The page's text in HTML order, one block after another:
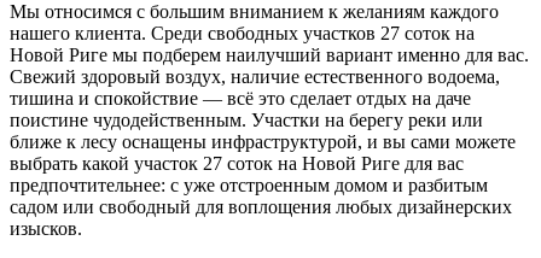
Мы относимся с большим вниманием к желаниям каждого
нашего клиента. Среди свободных участков 27 соток на
Новой Риге мы подберем наилучший вариант именно для вас.
Свежий здоровый воздух, наличие естественного водоема,
тишина и спокойствие — всё это сделает отдых на даче
поистине чудодейственным. Участки на берегу реки или
ближе к лесу оснащены инфраструктурой, и вы сами можете
выбрать какой участок 27 соток на Новой Риге для вас
предпочтительнее: с уже отстроенным домом и разбитым
садом или свободный для воплощения любых дизайнерских
изысков.